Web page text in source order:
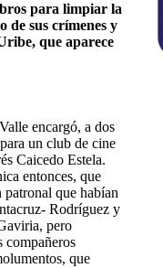
para limpiar la
de sus crímenes y
que aparece
encargó, a dos
un club de cine
Caicedo Estela.
entonces, que
que habían
Rodríguez y
pero
compañeros
que